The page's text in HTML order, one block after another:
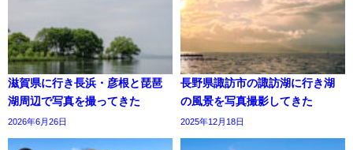
滋賀県に行き長浜・彦根と琵琶
湖周辺で写真を撮ってきた
2026年6月26日
長野県諏訪市の諏訪湖に行き湖
の風景を写真撮影してきた
2025年12月18日